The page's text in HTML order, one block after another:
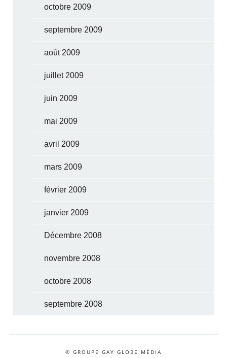
octobre 2009
septembre 2009
août 2009
juillet 2009
juin 2009
mai 2009
avril 2009
mars 2009
février 2009
janvier 2009
Décembre 2008
novembre 2008
octobre 2008
septembre 2008
© GROUPE GAY GLOBE MÉDIA